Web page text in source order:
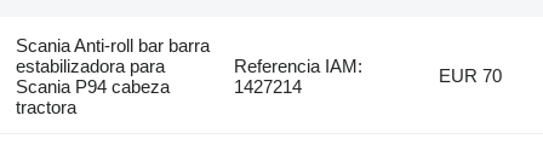
Scania Anti-roll bar barra
estabilizadora para
Scania P94 cabeza
tractora
Referencia IAM:
1427214
EUR 70